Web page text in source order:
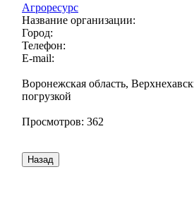
Агроресурс
Название организации:
Город:
Телефон:
E-mail:
Воронежская область,
погрузкой
Просмотров: 362